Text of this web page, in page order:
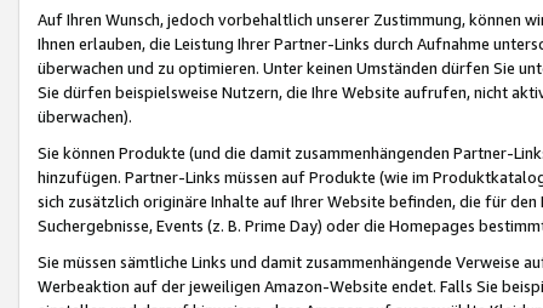
Auf Ihren Wunsch, jedoch vorbehaltlich unserer Zustimmung, können
Ihnen erlauben, die Leistung Ihrer Partner-Links durch Aufnahme
überwachen und zu optimieren. Unter keinen Umständen dürfen Sie
Sie dürfen beispielsweise Nutzern, die Ihre Website aufrufen, nicht
überwachen).
Sie können Produkte (und die damit zusammenhängenden Partner-
hinzufügen. Partner-Links müssen auf Produkte (wie im
sich zusätzlich originäre Inhalte auf Ihrer Website befinden, die für
Suchergebnisse, Events (z. B. Prime Day) oder die Homepages
Sie müssen sämtliche Links und damit zusammenhängende
Werbeaktion auf der jeweiligen Amazon-Website endet. Falls Sie